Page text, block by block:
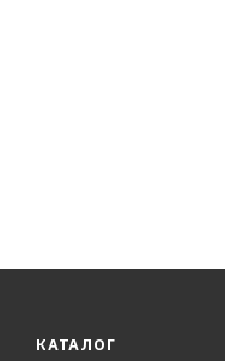
КАТАЛОГ